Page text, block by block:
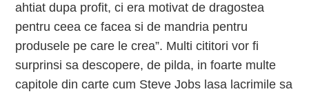
ahtiat dupa profit, ci era motivat de dragostea
pentru ceea ce facea si de mandria pentru
produsele pe care le crea”. Multi cititori vor fi
surprinsi sa descopere, de pilda, in foarte multe
capitole din carte cum Steve Jobs lasa lacrimile sa